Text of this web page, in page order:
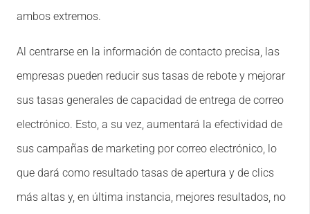
ambos extremos.
Al centrarse en la información de contacto precisa, las
empresas pueden reducir sus tasas de rebote y mejorar
sus tasas generales de capacidad de entrega de correo
electrónico. Esto, a su vez, aumentará la efectividad de
sus campañas de marketing por correo electrónico, lo
que dará como resultado tasas de apertura y de clics
más altas y, en última instancia, mejores resultados, no